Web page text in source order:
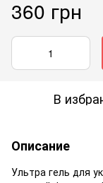
360 грн
В
Описание
Ультра гель для